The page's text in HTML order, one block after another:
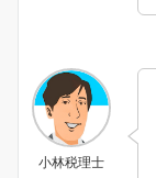
小林税理士